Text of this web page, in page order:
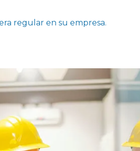
regular en su empresa.